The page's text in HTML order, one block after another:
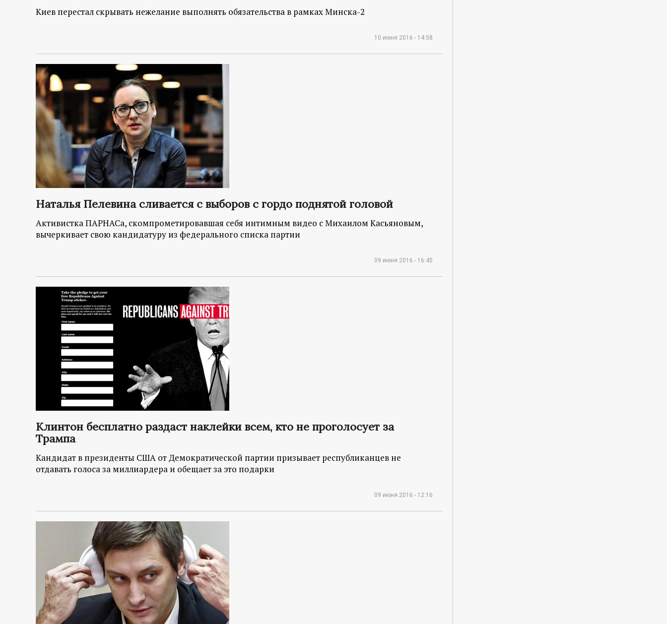
Киев перестал скрывать нежелание выполнять обязательства в рамках Минска-2
10 июня 2016 - 14:58
Наталья Пелевина сливается с выборов с гордо поднятой головой
Активистка ПАРНАСа, скомпрометировавшая себя интимным видео с Михаилом Касьяновым,
вычеркивает свою кандидатуру из федерального списка партии
09 июня 2016 - 16:45
Клинтон бесплатно раздаст наклейки всем, кто не проголосует за
Трампа
Кандидат в президенты США от Демократической партии призывает республиканцев не
отдавать голоса за миллиардера и обещает за это подарки
09 июня 2016 - 12:16